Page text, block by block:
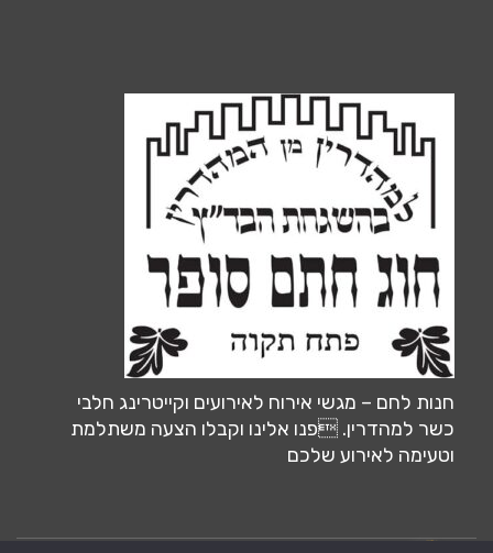
חנות לחם – מגשי אירוח לאירועים וקייטרינג חלבי
כשר למהדרין. פנו אלינו וקבלו הצעה משתלמת
וטעימה לאירוע שלכם